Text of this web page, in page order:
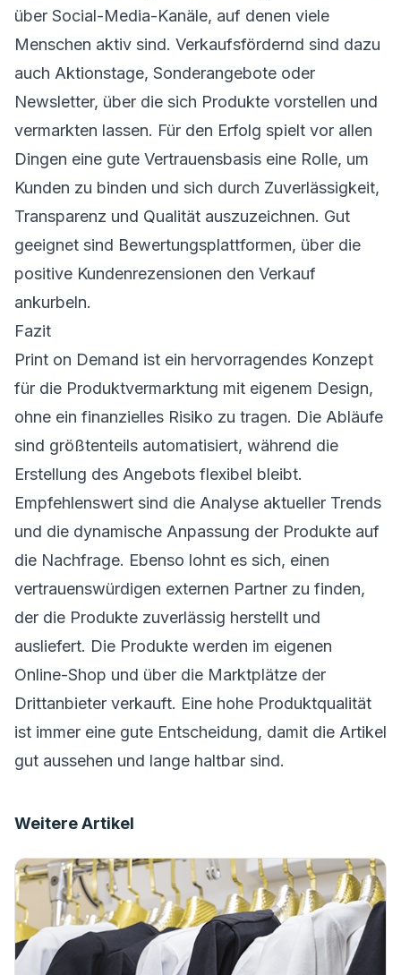
über Social-Media-Kanäle, auf denen viele
Menschen aktiv sind. Verkaufsfördernd sind dazu
auch Aktionstage, Sonderangebote oder
Newsletter, über die sich Produkte vorstellen und
vermarkten lassen. Für den Erfolg spielt vor allen
Dingen eine gute Vertrauensbasis eine Rolle, um
Kunden zu binden und sich durch Zuverlässigkeit,
Transparenz und Qualität auszuzeichnen. Gut
geeignet sind Bewertungsplattformen, über die
positive Kundenrezensionen den Verkauf
ankurbeln.
Fazit
Print on Demand ist ein hervorragendes Konzept
für die Produktvermarktung mit eigenem Design,
ohne ein finanzielles Risiko zu tragen. Die Abläufe
sind größtenteils automatisiert, während die
Erstellung des Angebots flexibel bleibt.
Empfehlenswert sind die Analyse aktueller Trends
und die dynamische Anpassung der Produkte auf
die Nachfrage. Ebenso lohnt es sich, einen
vertrauenswürdigen externen Partner zu finden,
der die Produkte zuverlässig herstellt und
ausliefert. Die Produkte werden im eigenen
Online-Shop und über die Marktplätze der
Drittanbieter verkauft. Eine hohe Produktqualität
ist immer eine gute Entscheidung, damit die Artikel
gut aussehen und lange haltbar sind.
Weitere Artikel